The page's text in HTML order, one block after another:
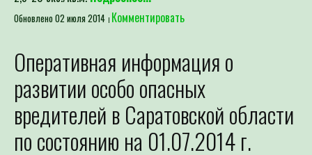
Обновлено 02 июля 2014 Комментировать
Оперативная информация о
развитии особо опасных
вредителей в Саратовской области
по состоянию на 01.07.2014 г.